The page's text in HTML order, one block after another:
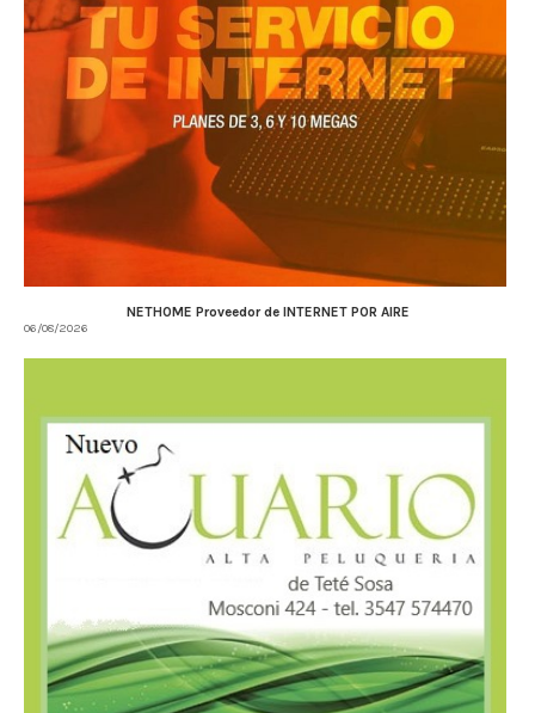
NETHOME Proveedor de INTERNET POR AIRE
06/08/2026